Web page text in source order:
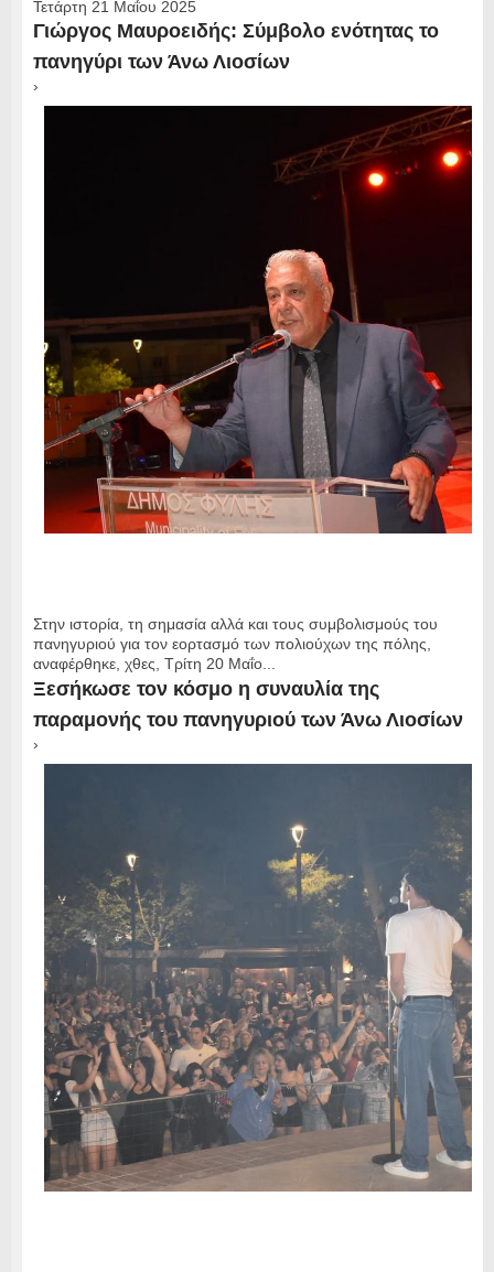
Τετάρτη 21 Μαΐου 2025
Γιώργος Μαυροειδής: Σύμβολο ενότητας το
πανηγύρι των Άνω Λιοσίων
›
Στην ιστορία, τη σημασία αλλά και τους συμβολισμούς του
πανηγυριού για τον εορτασμό των πολιούχων της πόλης,
αναφέρθηκε, χθες, Τρίτη 20 Μαΐο...
Ξεσήκωσε τον κόσμο η συναυλία της
παραμονής του πανηγυριού των Άνω Λιοσίων
›